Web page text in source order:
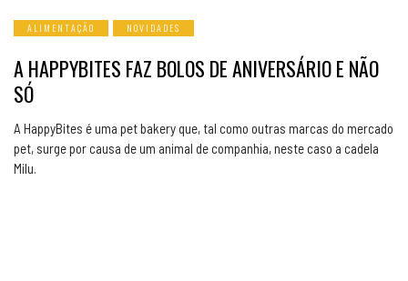
ALIMENTAÇÃO NOVIDADES
A HAPPYBITES FAZ BOLOS DE ANIVERSÁRIO E NÃO
SÓ
A HappyBites é uma pet bakery que, tal como outras marcas do mercado
pet, surge por causa de um animal de companhia, neste caso a cadela
Milu.